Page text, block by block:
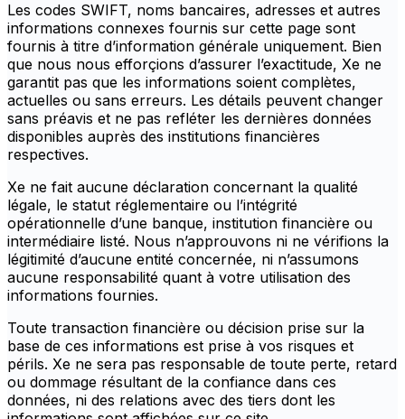
Les codes SWIFT, noms bancaires, adresses et autres
informations connexes fournis sur cette page sont
fournis à titre d’information générale uniquement. Bien
que nous nous efforçions d’assurer l’exactitude, Xe ne
garantit pas que les informations soient complètes,
actuelles ou sans erreurs. Les détails peuvent changer
sans préavis et ne pas refléter les dernières données
disponibles auprès des institutions financières
respectives.
Xe ne fait aucune déclaration concernant la qualité
légale, le statut réglementaire ou l’intégrité
opérationnelle d’une banque, institution financière ou
intermédiaire listé. Nous n’approuvons ni ne vérifions la
légitimité d’aucune entité concernée, ni n’assumons
aucune responsabilité quant à votre utilisation des
informations fournies.
Toute transaction financière ou décision prise sur la
base de ces informations est prise à vos risques et
périls. Xe ne sera pas responsable de toute perte, retard
ou dommage résultant de la confiance dans ces
données, ni des relations avec des tiers dont les